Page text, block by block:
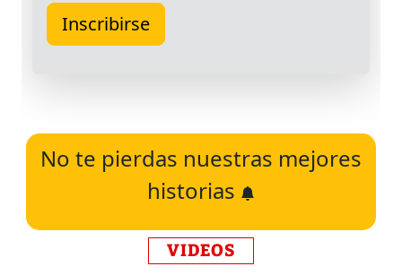
No te pierdas nuestras mejores
historias
VIDEOS